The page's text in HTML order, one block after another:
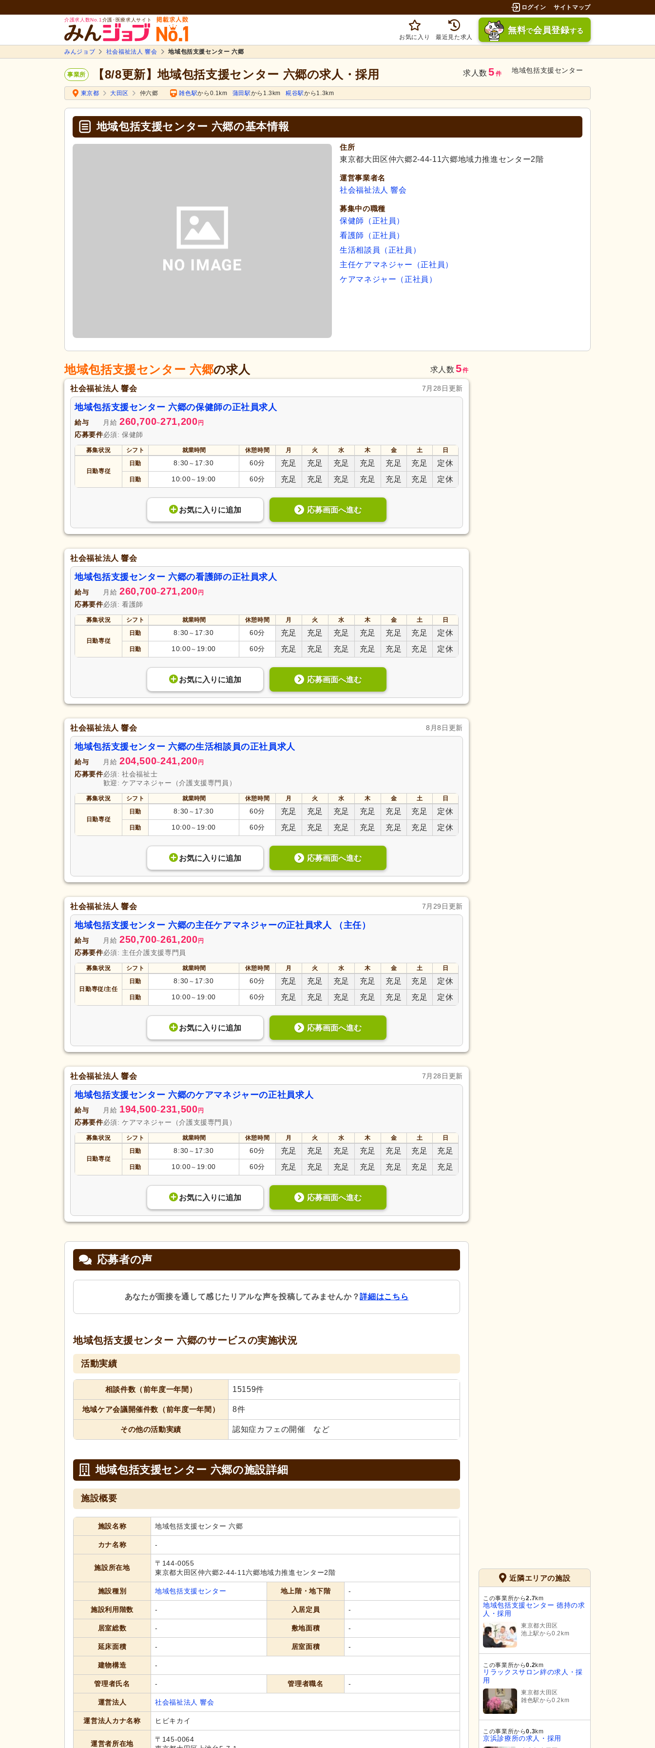
ログイン サイトマップ
介護求人数No.1 介護･医療求人サイト
お気に入り 最近見た求人
無料で会員登録する
みんジョブ 社会福祉法人 響会 地域包括支援センター 六郷
事業所 【8/8更新】地域包括支援センター 六郷の求人・採用 求人数 5 件 地域包括支援センター
東京都 大田区 仲六郷 雑色駅から0.1km 蒲田駅から1.3km 糀谷駅から1.3km
地域包括支援センター 六郷の基本情報
住所
東京都大田区仲六郷2-44-11六郷地域力推進センター2階
運営事業者名
社会福祉法人 響会
募集中の職種
保健師（正社員）
看護師（正社員）
生活相談員（正社員）
主任ケアマネジャー（正社員）
ケアマネジャー（正社員）
地域包括支援センター 六郷の求人 求人数 5件
社会福祉法人 響会 7月28日更新
地域包括支援センター 六郷の保健師の正社員求人
給与 月給 260,700~271,200 円
応募要件必須: 保健師
募集状況 シフト 就業時間 休憩時間 月 火 水 木 金 土 日
日勤専従
日勤 8:30 ～ 17:30 60分 充足 充足 充足 充足 充足 充足 定休
日勤 10:00～ 19:00 60分 充足 充足 充足 充足 充足 充足 定休
お気に入り に追加 応募画面へ進む
社会福祉法人 響会
地域包括支援センター 六郷の看護師の正社員求人
給与 月給 260,700~271,200 円
応募要件必須: 看護師
募集状況 シフト 就業時間 休憩時間 月 火 水 木 金 土 日
日勤専従
日勤 8:30 ～ 17:30 60分 充足 充足 充足 充足 充足 充足 定休
日勤 10:00～ 19:00 60分 充足 充足 充足 充足 充足 充足 定休
お気に入り に追加 応募画面へ進む
社会福祉法人 響会 8月8日更新
地域包括支援センター 六郷の生活相談員の正社員求人
給与 月給 204,500~241,200 円
応募要件必須: 社会福祉士
歓迎: ケアマネジャー（介護支援専門員）
募集状況 シフト 就業時間 休憩時間 月 火 水 木 金 土 日
日勤専従
日勤 8:30 ～ 17:30 60分 充足 充足 充足 充足 充足 充足 定休
日勤 10:00～ 19:00 60分 充足 充足 充足 充足 充足 充足 定休
お気に入り に追加 応募画面へ進む
社会福祉法人 響会 7月29日更新
地域包括支援センター 六郷の主任ケアマネジャーの正社員求人 （主任）
給与 月給 250,700~261,200 円
応募要件必須: 主任介護支援専門員
募集状況 シフト 就業時間 休憩時間 月 火 水 木 金 土 日
日勤専従/主任
日勤 8:30 ～ 17:30 60分 充足 充足 充足 充足 充足 充足 定休
日勤 10:00～ 19:00 60分 充足 充足 充足 充足 充足 充足 定休
お気に入り に追加 応募画面へ進む
社会福祉法人 響会 7月28日更新
地域包括支援センター 六郷のケアマネジャーの正社員求人
給与 月給 194,500~231,500 円
応募要件必須: ケアマネジャー（介護支援専門員）
募集状況 シフト 就業時間 休憩時間 月 火 水 木 金 土 日
日勤専従
日勤 8:30 ～ 17:30 60分 充足 充足 充足 充足 充足 充足 充足
日勤 10:00～ 19:00 60分 充足 充足 充足 充足 充足 充足 充足
お気に入り に追加 応募画面へ進む
応募者の声
あなたが面接を通して感じたリアルな声を投稿してみませんか？詳細はこちら
地域包括支援センター 六郷のサービスの実施状況
活動実績
相談件数（前年度一年間） 15159件
地域ケア会議開催件数（前年度一年間） 8件
その他の活動実績 認知症カフェの開催 など
地域包括支援センター 六郷の施設詳細
施設概要
施設名称 地域包括支援センター 六郷
カナ名称 -
施設所在地
〒144-0055
東京都大田区仲六郷2-44-11六郷地域力推進センター2階
施設種別 地域包括支援センター 地上階・地下階 -
施設利用階数 - 入居定員 -
居室総数 - 敷地面積 -
延床面積 - 居室面積 -
建物構造 -
管理者氏名 - 管理者職名 -
運営法人 社会福祉法人 響会
運営法人カナ名称 ヒビキカイ
運営者所在地
〒145-0064
近隣エリアの施設
この事業所から2.7km
地域包括支援センター 徳持の求
人・採用
東京都大田区
池上駅から0.2km
この事業所から0.2km
リラックスサロン絆の求人・採
用
東京都大田区
雑色駅から0.2km
この事業所から0.3km
京浜診療所の求人・採用